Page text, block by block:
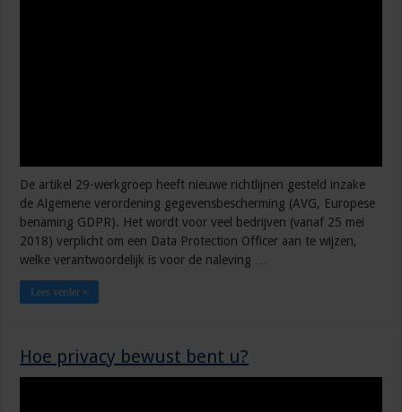
De artikel 29-werkgroep heeft nieuwe richtlijnen gesteld inzake
de Algemene verordening gegevensbescherming (AVG, Europese
benaming GDPR). Het wordt voor veel bedrijven (vanaf 25 mei
2018) verplicht om een Data Protection Officer aan te wijzen,
welke verantwoordelijk is voor de naleving …
Lees verder »
Hoe privacy bewust bent u?